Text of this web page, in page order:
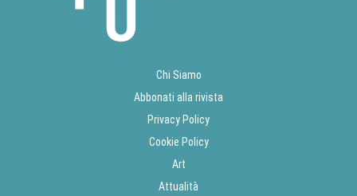
Chi Siamo
Abbonati alla rivista
Privacy Policy
Cookie Policy
Art
Attualità